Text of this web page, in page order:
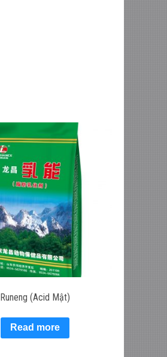
Runeng (Acid Mật)
Read more